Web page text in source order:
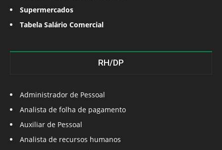
Supermercados
Tabela Salário Comercial
RH/DP
Administrador de Pessoal
Analista de folha de pagamento
Auxiliar de Pessoal
Analista de recursos humanos